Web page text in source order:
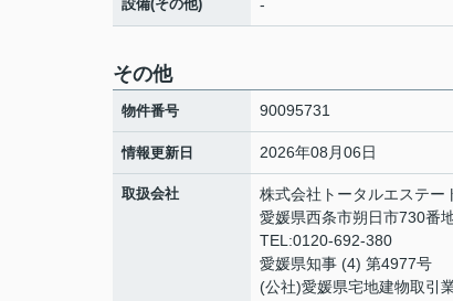
設備(その他) -
その他
物件番号 90095731
情報更新日 2026年08月06日
取扱会社
株式会社トータルエステー
愛媛県西条市朔日市730番
TEL:0120-692-380
愛媛県知事 (4) 第4977号
(公社)愛媛県宅地建物取引